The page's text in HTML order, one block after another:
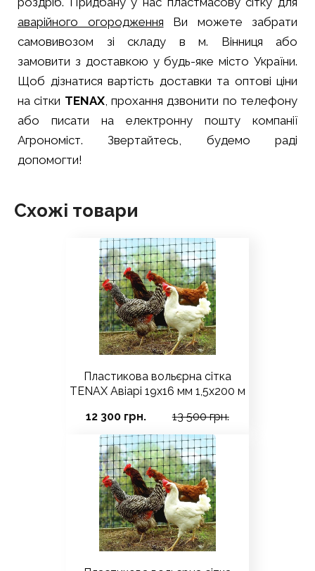
аварійного огородження Ви можете забрати
самовивозом зі складу в м. Вінниця або
замовити з доставкою у будь-яке місто України.
Щоб дізнатися вартість доставки та оптові ціни
на сітки TENAX, прохання дзвонити по телефону
або писати на електронну пошту компанії
Агрономіст. Звертайтесь, будемо раді
допомогти!
Схожі товари
Пластикова вольєрна сітка
TENAX Авіарі 19х16 мм 1,5х200 м
12 300 грн.
13 500 грн.